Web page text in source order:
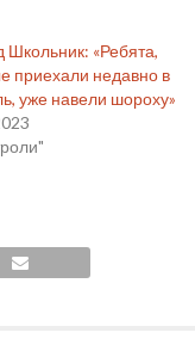
Школьник: «Ребята,
приехали недавно в
уже навели шороху»